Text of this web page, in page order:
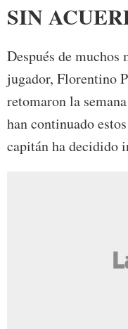
SIN
Después de muchos
jugador, Florentino
retomaron la
han continuado
capitán ha decidido